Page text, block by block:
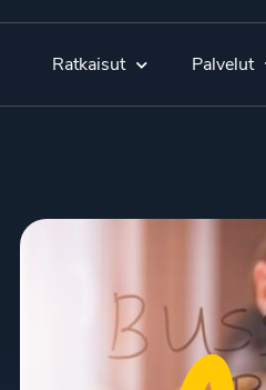
Ratkaisut Palvelut